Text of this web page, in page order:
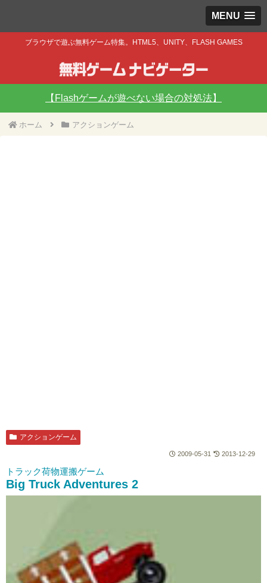
MENU
ブラウザで遊ぶ無料ゲーム特集。HTML5、UNITY、FLASH GAMES
【Flashゲームが遊べない場合の対処法】
ホーム アクションゲーム
アクションゲーム
2009-05-31 2013-12-29
トラック荷物運搬ゲーム
Big Truck Adventures 2